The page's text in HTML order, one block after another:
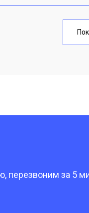
перезвоним за 5